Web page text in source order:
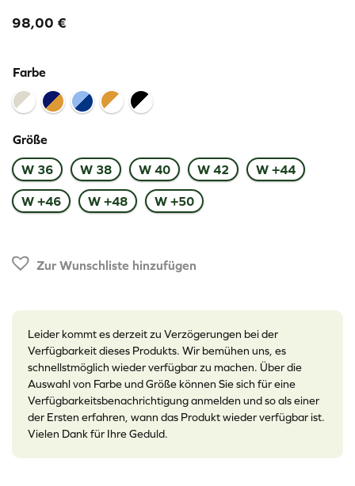
98,00 €
Farbe
Größe
W 36 W 38 W 40 W 42 W +44
W +46 W +48 W +50
Zur Wunschliste hinzufügen
Leider kommt es derzeit zu Verzögerungen bei der
Verfügbarkeit dieses Produkts. Wir bemühen uns, es
schnellstmöglich wieder verfügbar zu machen. Über die
Auswahl von Farbe und Größe können Sie sich für eine
Verfügbarkeitsbenachrichtigung anmelden und so als einer
der Ersten erfahren, wann das Produkt wieder verfügbar ist.
Vielen Dank für Ihre Geduld.